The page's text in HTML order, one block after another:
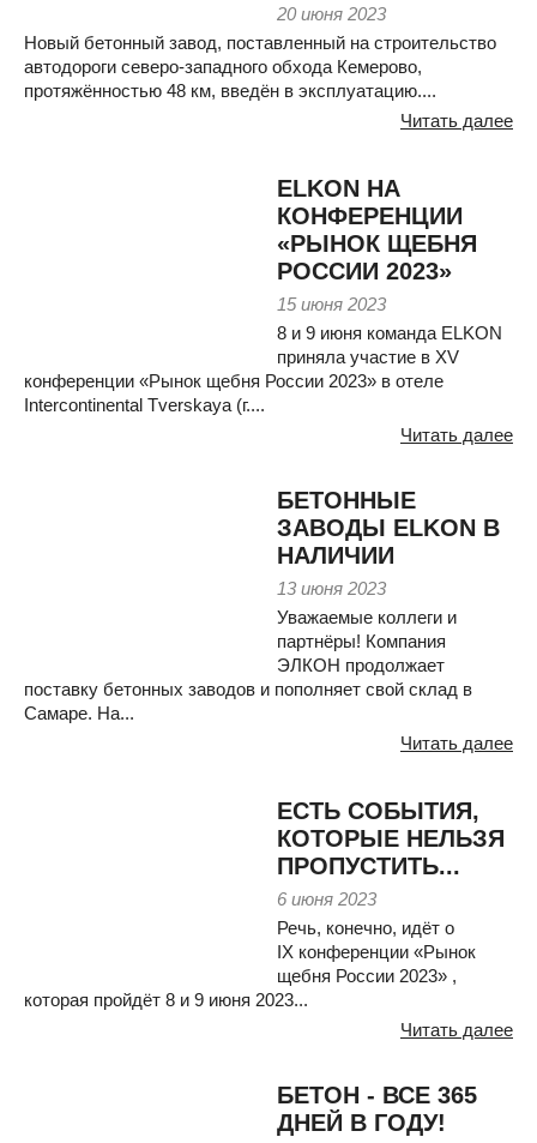
20 июня 2023
Новый бетонный завод, поставленный на строительство
автодороги северо-западного обхода Кемерово,
протяжённостью 48 км, введён в эксплуатацию....
Читать далее
ELKON НА
КОНФЕРЕНЦИИ
«РЫНОК ЩЕБНЯ
РОССИИ 2023»
15 июня 2023
8 и 9 июня команда ELKON
приняла участие в XV
конференции «Рынок щебня России 2023» в отеле
Intercontinental Tverskaya (г....
Читать далее
БЕТОННЫЕ
ЗАВОДЫ ELKON В
НАЛИЧИИ
13 июня 2023
Уважаемые коллеги и
партнёры! Компания
ЭЛКОН продолжает
поставку бетонных заводов и пополняет свой склад в
Самаре. На...
Читать далее
ЕСТЬ СОБЫТИЯ,
КОТОРЫЕ НЕЛЬЗЯ
ПРОПУСТИТЬ...
6 июня 2023
Речь, конечно, идёт о
IX конференции «Рынок
щебня России 2023» ,
которая пройдёт 8 и 9 июня 2023...
Читать далее
БЕТОН - ВСЕ 365
ДНЕЙ В ГОДУ!